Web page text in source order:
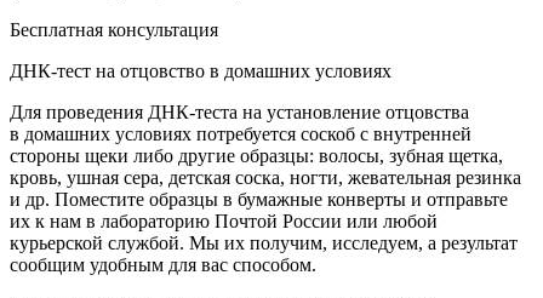
Бесплатная консультация
ДНК-тест на отцовство в домашних условиях
Для проведения ДНК-теста на установление отцовства
в домашних условиях потребуется соскоб с внутренней
стороны щеки либо другие образцы: волосы, зубная щетка,
кровь, ушная сера, детская соска, ногти, жевательная резинка
и др. Поместите образцы в бумажные конверты и отправьте
их к нам в лабораторию Почтой России или любой
курьерской службой. Мы их получим, исследуем, а результат
сообщим удобным для вас способом.